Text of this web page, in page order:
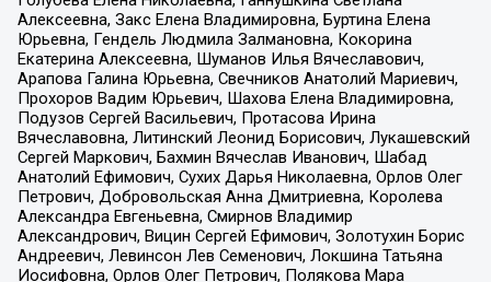
Алексеевна, Закс Елена Владимировна, Буртина Елена
Юрьевна, Гендель Людмила Залмановна, Кокорина
Екатерина Алексеевна, Шуманов Илья Вячеславович,
Арапова Галина Юрьевна, Свечников Анатолий Мариевич,
Прохоров Вадим Юрьевич, Шахова Елена Владимировна,
Подузов Сергей Васильевич, Протасова Ирина
Вячеславовна, Литинский Леонид Борисович, Лукашевский
Сергей Маркович, Бахмин Вячеслав Иванович, Шабад
Анатолий Ефимович, Сухих Дарья Николаевна, Орлов Олег
Петрович, Добровольская Анна Дмитриевна, Королева
Александра Евгеньевна, Смирнов Владимир
Александрович, Вицин Сергей Ефимович, Золотухин Борис
Андреевич, Левинсон Лев Семенович, Локшина Татьяна
Иосифовна, Орлов Олег Петрович, Полякова Мара